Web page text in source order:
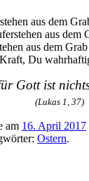
aus dem
aus dem
aus dem
Du
Gott ist
(Lukas 1, 37)
am 16. April 2017
Ostern.